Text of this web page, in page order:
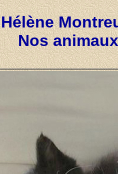
Hélène
Nos